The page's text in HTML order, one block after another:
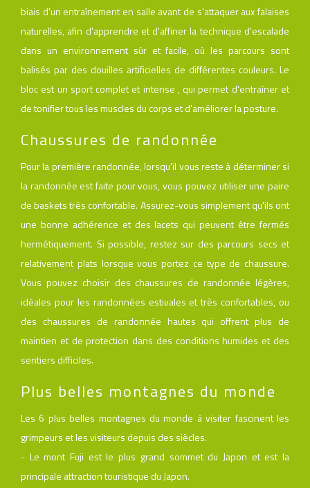
biais d'un entraînement en salle avant de s'attaquer aux falaises
naturelles, afin d'apprendre et d'affiner la technique d'escalade
dans un environnement sûr et facile, où les parcours sont
balisés par des douilles artificielles de différentes couleurs. Le
bloc est un sport complet et intense , qui permet d'entraîner et
de tonifier tous les muscles du corps et d'améliorer la posture.
Chaussures de randonnée
Pour la première randonnée, lorsqu'il vous reste à déterminer si
la randonnée est faite pour vous, vous pouvez utiliser une paire
de baskets très confortable. Assurez-vous simplement qu'ils ont
une bonne adhérence et des lacets qui peuvent être fermés
hermétiquement. Si possible, restez sur des parcours secs et
relativement plats lorsque vous portez ce type de chaussure.
Vous pouvez choisir des chaussures de randonnée légères,
idéales pour les randonnées estivales et très confortables, ou
des chaussures de randonnée hautes qui offrent plus de
maintien et de protection dans des conditions humides et des
sentiers difficiles.
Plus belles montagnes du monde
Les 6 plus belles montagnes du monde à visiter fascinent les
grimpeurs et les visiteurs depuis des siècles.
- Le mont Fuji est le plus grand sommet du Japon et est la
principale attraction touristique du Japon.